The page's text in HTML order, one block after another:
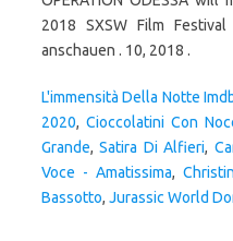
L'immensità Della Notte
2020, Cioccolatini Con
Grande,Satira Di Alfieri,
Voce - Amatissima,
Bassotto, Jurassic World